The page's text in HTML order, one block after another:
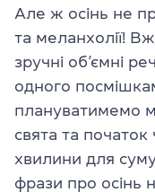
Але ж осінь не
та меланхолії!
зручні об’ємні
одного
плануватимемо
свята та
хвилини для
фрази про осінь